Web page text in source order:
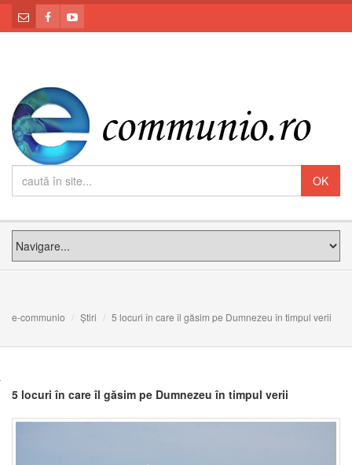
e-communio Știri 5 locuri în care îl găsim pe Dumnezeu în timpul verii
5 locuri în care îl găsim pe Dumnezeu în timpul verii